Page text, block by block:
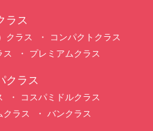
ラス
クラス
コンパクトクラス
ス プレミアムクラス
クラス
コスパミドルクラス
クラス バンクラス